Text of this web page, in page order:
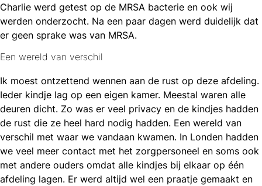
Charlie werd getest op de MRSA bacterie en ook wij
werden onderzocht. Na een paar dagen werd duidelijk dat
er geen sprake was van MRSA.
Een wereld van verschil
Ik moest ontzettend wennen aan de rust op deze afdeling.
Ieder kindje lag op een eigen kamer. Meestal waren alle
deuren dicht. Zo was er veel privacy en de kindjes hadden
de rust die ze heel hard nodig hadden. Een wereld van
verschil met waar we vandaan kwamen. In Londen hadden
we veel meer contact met het zorgpersoneel en soms ook
met andere ouders omdat alle kindjes bij elkaar op één
afdeling lagen. Er werd altijd wel een praatje gemaakt en